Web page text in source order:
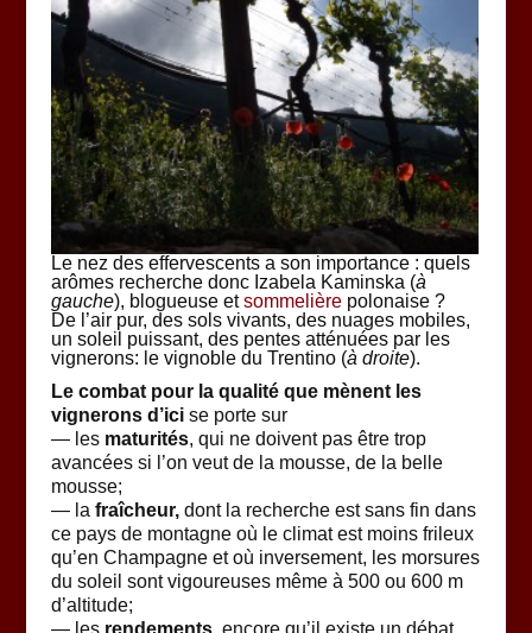
Le nez des effervescents a son importance : quels
arômes recherche donc Izabela Kaminska (à
gauche), blogueuse etsommelièrepolonaise ?
De l’air pur, des sols vivants, des nuages mobiles,
un soleil puissant, des pentes atténuées par les
vignerons: le vignoble du Trentino (à droite).
Le combat pour la qualité que mènent les
vignerons d’icise porte sur
— les maturités, qui ne doivent pas être trop
avancées si l’on veut de la mousse, de la belle
mousse;
— la fraîcheur,dont la recherche est sans fin dans
ce pays de montagne où le climat est moins frileux
qu’en Champagne et où inversement, les morsures
du soleil sont vigoureuses même à 500 ou 600 m
d’altitude;
— les rendements, encore qu’il existe un débat